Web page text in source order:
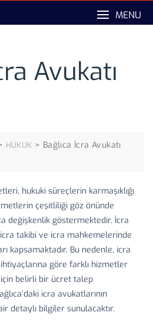
MENU
Avukatı
HUKUK > Bağlıca İcra Avukatı
hukuki süreçlerin karmaşıklığı
çeşitliliği göz önünde
değişkenlik göstermektedir. İcra
takibi ve icra mahkemelerinde
kapsamaktadır. Bu nedenle, icra
göre farklı hizmetler
belirli bir ücret talep
icra avukatlarının
detaylı bilgiler sunulacaktır.